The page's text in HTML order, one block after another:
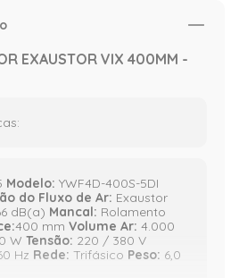
EXAUSTOR VIX 400MM -
Modelo: YWF4D-400S-5DI
do Fluxo de Ar: Exaustor
dB(a) Mancal: Rolamento
400 mm Volume Ar: 4.000
W Tensão: 220 / 380 V
Hz Rede: Trifásico Peso: 6,0